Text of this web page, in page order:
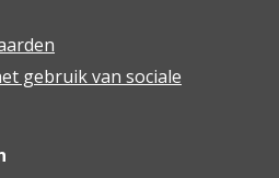
gebruik van sociale